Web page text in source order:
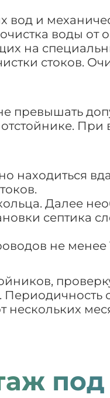
и
воды от
на
стоков.
превышать
находиться
Далее
септика
не менее